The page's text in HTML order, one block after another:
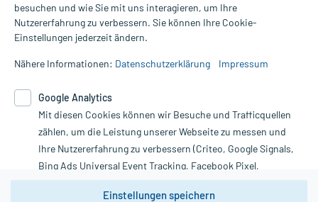
Alle Preise gelten inkl. MwSt., ggf. zzgl. Versandkosten
Informationen auf dieser Website werden ausschließlich für
die Untersuchung und Behandlung durch einen Arzt. Bitte
Therapien eingeleitet werden können. | Diese Webseite benutzt
Google Analytics. Lesen Sie bitte dazu die wichtigen Hinweise in
unserer Datenschutzerklärung. Für den Widerruf einer Bestellung
nutzen Sie das Formular:
Vertrag widerrufen
besuchen und wie Sie mit uns interagieren, um Ihre
Nutzererfahrung zu verbessern. Sie können Ihre Cookie-
Einstellungen jederzeit ändern.
Nähere Informationen: Datenschutzerklärung Impressum
Google Analytics
Mit diesen Cookies können wir Besuche und Trafficquellen
zählen, um die Leistung unserer Webseite zu messen und
Ihre Nutzererfahrung zu verbessern (Criteo, Google Signals,
Bing Ads Universal Event Tracking, Facebook Pixel,
Youtube-Social Plugin).
Einstellungen speichern